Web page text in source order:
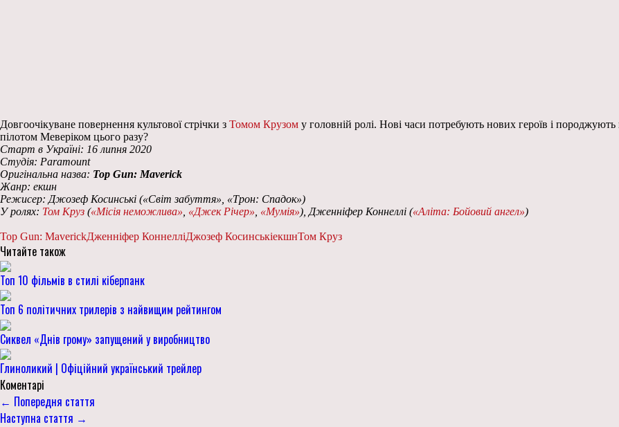
Довгоочікуване повернення культової стрічки з Томом Крузом у головній ролі. Нові часи потребують нових героїв і
пілотом Меверіком цього разу?
Старт в Україні: 16 липня 2020
Студія: Paramount
Оригінальна назва: Top Gun: Maverick
Жанр: екшн
Режисер: Джозеф Косинські («Світ забуття», «Трон: Спадок»)
У ролях: Том Круз («Місія неможлива» «Джек Річер» «Мумія»), Дженніфер Коннеллі («Аліта: Бойовий ангел»)
Top Gun: MaverickДженніфер КоннелліДжозеф КосинськіекшнТом Круз
Читайте також
Топ 10 фільмів в стилі кіберпанк
Топ 6 політичних трилерів з найвищим рейтингом
Сиквел «Днів грому» запущений у виробництво
Глиноликий | Офіційний український трейлер
Коментарі
← Попередня стаття
Наступна стаття →